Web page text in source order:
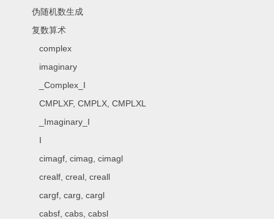
伪随机数生成
复数算术
complex
imaginary
_Complex_I
CMPLXF, CMPLX, CMPLXL
_Imaginary_I
I
cimagf, cimag, cimagl
crealf, creal, creall
cargf, carg, cargl
cabsf, cabs, cabsl